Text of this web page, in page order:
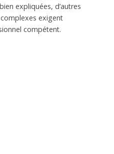
expliquées, d’autres
exigent
compétent.